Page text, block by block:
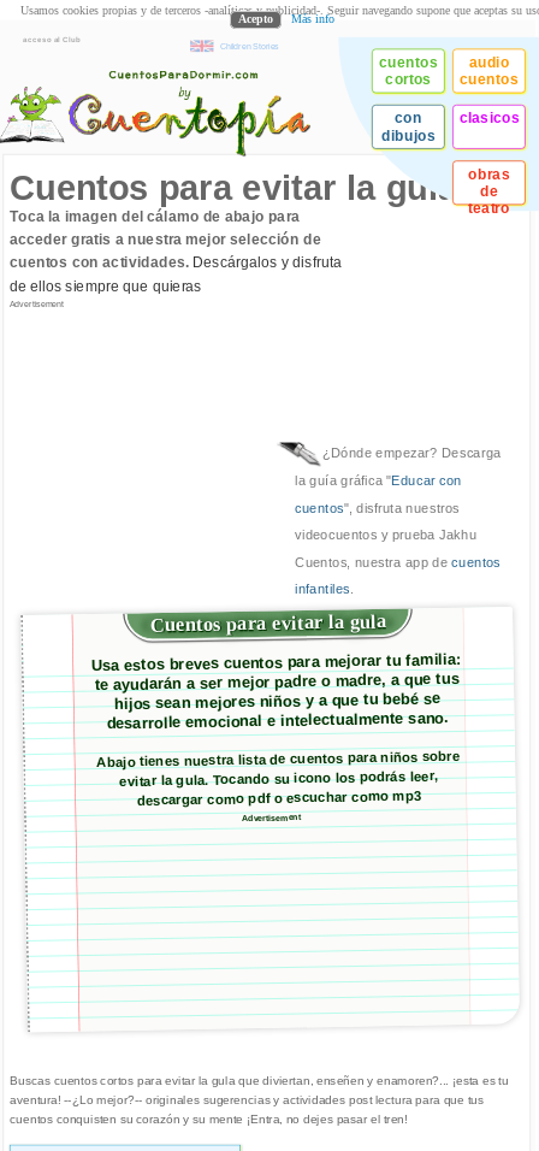
acceso al Club
Children Stories
cuentos
cortos
audio
cuentos
con
dibujos
clasicos
obras
de
teatro
Cuentos para evitar la gula
Toca la imagen del cálamo de abajo para
acceder gratis a nuestra mejor selección de
cuentos con actividades.Descárgalos y disfruta
de ellos siempre que quieras
Advertisement
¿Dónde empezar? Descarga
la guía gráfica "Educar con
cuentos", disfruta nuestros
videocuentos y prueba Jakhu
Cuentos, nuestra app decuentos
infantiles.
Cuentos para evitar la gula
Usa estos breves cuentos para mejorar tu familia:
te ayudarán a ser mejor padre o madre, a que tus
hijos sean mejores niños y a que tu bebé se
desarrolle emocional e intelectualmente sano.
Abajo tienes nuestra lista de cuentos para niños sobre
evitar la gula. Tocando su icono los podrás leer,
descargar como pdf o escuchar como mp3
Advertisement
Buscas cuentos cortos para evitar la gula que diviertan, enseñen y enamoren?... ¡esta es tu
aventura! --¿Lo mejor?-- originales sugerencias y actividades post lectura para que tus
cuentos conquisten su corazón y su mente ¡Entra, no dejes pasar el tren!
Usamos cookies propias y de terceros -analíticas y publicidad-. Seguir navegando supone que aceptas su
Acepto Más info